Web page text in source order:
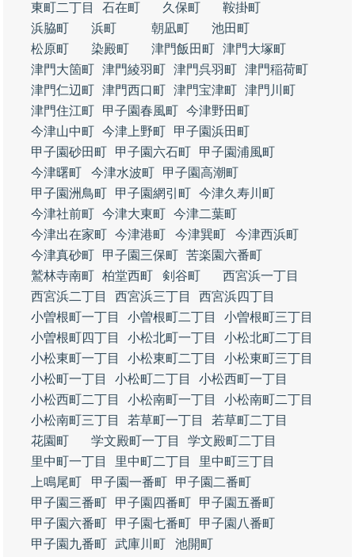
東町二丁目
石在町 久保町
鞍掛町
浜脇町
浜町 朝凪町
池田町
松原町
染殿町 津門飯田町 津門大塚町
津門大箇町 津門綾羽町 津門呉羽町 津門稲荷町
津門仁辺町 津門西口町 津門宝津町 津門川町
津門住江町
甲子園春風町 今津野田町
今津山中町 今津上野町
甲子園浜田町
甲子園砂田町
甲子園六石町
甲子園浦風町
今津曙町
今津水波町
甲子園高潮町
甲子園洲鳥町
甲子園網引町 今津久寿川町
今津社前町 今津大東町 今津二葉町
今津出在家町 今津港町 今津巽町
今津西浜町
今津真砂町
甲子園三保町 苦楽園六番町
鷲林寺南町 柏堂西町 剣谷町
西宮浜一丁目
西宮浜二丁目
西宮浜三丁目
西宮浜四丁目
小曽根町一丁目
小曽根町二丁目
小曽根町三丁目
小曽根町四丁目
小松北町一丁目
小松北町二丁目
小松東町一丁目
小松東町二丁目
小松東町三丁目
小松町一丁目
小松町二丁目
小松西町一丁目
小松西町二丁目
小松南町一丁目
小松南町二丁目
小松南町三丁目
若草町一丁目
若草町二丁目
花園町
学文殿町一丁目
学文殿町二丁目
里中町一丁目
里中町二丁目
里中町三丁目
上鳴尾町
甲子園一番町
甲子園二番町
甲子園三番町
甲子園四番町
甲子園五番町
甲子園六番町
甲子園七番町
甲子園八番町
甲子園九番町 武庫川町
池開町